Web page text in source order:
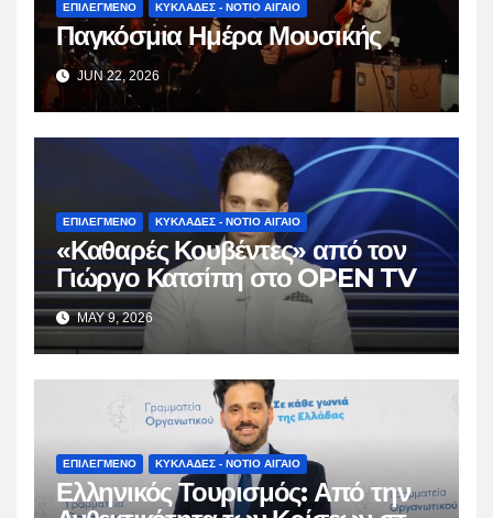
ΕΠΙΛΕΓΜΕΝΟ ΚΥΚΛΑΔΕΣ - ΝΟΤΙΟ ΑΙΓΑΙΟ
Παγκόσμια Ημέρα Μουσικής
JUN 22, 2026
ΕΠΙΛΕΓΜΕΝΟ ΚΥΚΛΑΔΕΣ - ΝΟΤΙΟ ΑΙΓΑΙΟ
«Καθαρές Κουβέντες» από τον
Γιώργο Κατσίπη στο OPEN TV
MAY 9, 2026
ΕΠΙΛΕΓΜΕΝΟ ΚΥΚΛΑΔΕΣ - ΝΟΤΙΟ ΑΙΓΑΙΟ
Ελληνικός Τουρισμός: Από την